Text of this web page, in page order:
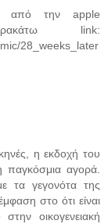
από την apple
link:
28_weeks_later
η εκδοχή του
παγκόσμια αγορά.
τα γεγονότα της
στο ότι είναι
στην οικογενειακή